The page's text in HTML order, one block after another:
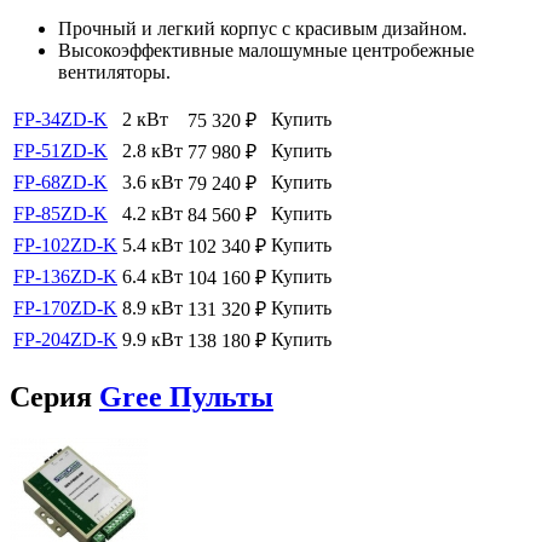
Прочный и легкий корпус с красивым дизайном.
Высокоэффективные малошумные центробежные
вентиляторы.
FP-34ZD-K 2 кВт 75 320 ₽
Купить
FP-51ZD-K
2.8 кВт 77 980 ₽
Купить
FP-68ZD-K
3.6 кВт 79 240 ₽
Купить
FP-85ZD-K
4.2 кВт 84 560 ₽
Купить
FP-102ZD-K 5.4 кВт 102 340 ₽ Купить
FP-136ZD-K 6.4 кВт 104 160 ₽ Купить
FP-170ZD-K 8.9 кВт 131 320 ₽ Купить
FP-204ZD-K 9.9 кВт 138 180 ₽ Купить
Серия Gree Пульты